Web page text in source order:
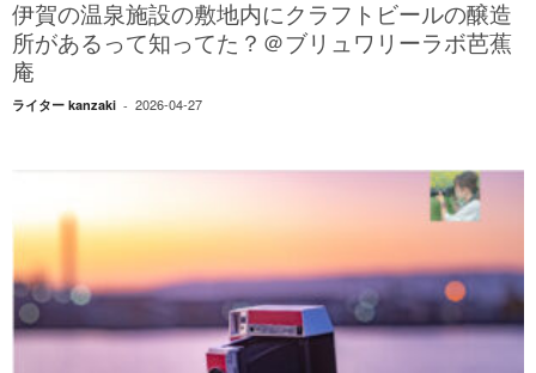
伊賀の温泉施設の敷地内にクラフトビールの醸造
所があるって知ってた？＠ブリュワリーラボ芭蕉
庵
ライター kanzaki - 2026-04-27